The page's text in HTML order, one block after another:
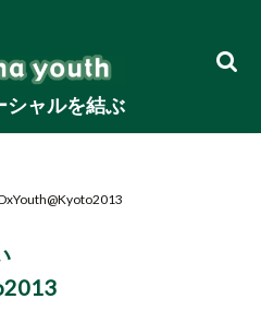
シャルを結ぶ